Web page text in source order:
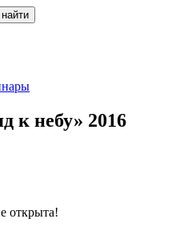
к небу» 2016
открыта!